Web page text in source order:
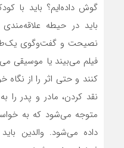
گوش داده‌ایم؟ باید با
باید در حیطه
نصیحت و گفت‌و‌گوی
فیلم می‌بیند یا موسیقی
کنند و حتی اثر را از نگاه
نقد کردن، مادر و پدر را
متوجه می‌شود که به
داده می‌شود. والدین